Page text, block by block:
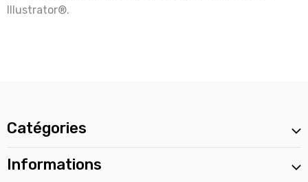
Illustrator®.
Catégories
Informations